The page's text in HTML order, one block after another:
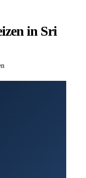
in Sri